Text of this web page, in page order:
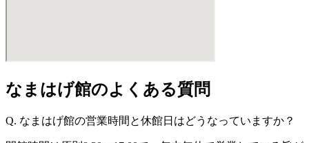
なまはげ館のよくある質問
Q. なまはげ館の営業時間と休館日はどうなっていますか？